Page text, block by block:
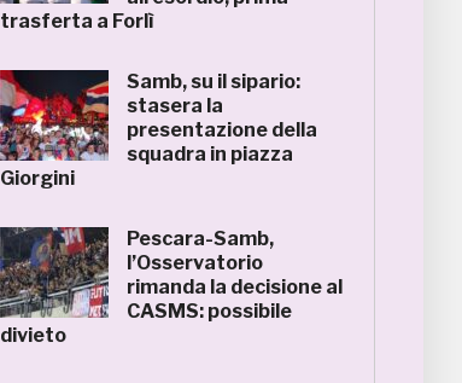
trasferta a Forlì
Samb, su il sipario:
stasera la
presentazione della
squadra in piazza
Giorgini
Pescara-Samb,
l’Osservatorio
rimanda la decisione al
CASMS: possibile
divieto